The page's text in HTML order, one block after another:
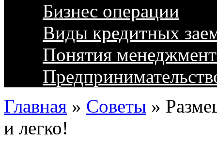
Бизнес операции
Виды кредитных
Понятия
Главная » Советы »
и легко!